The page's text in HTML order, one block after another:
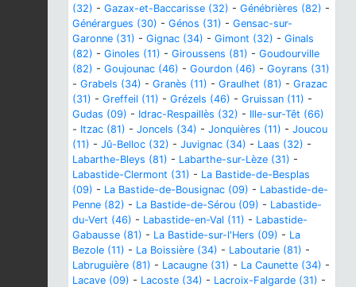
(32) - Gazax-et-Baccarisse (32) - Génébrières (82) -
Générargues (30) - Génos (31) - Gensac-sur-
Garonne (31) - Gignac (34) - Gimont (32) - Ginals
(82) - Ginoles (11) - Giroussens (81) - Goudourville
(82) - Goujounac (46) - Gourdon (46) - Goyrans (31)
- Grabels (34) - Granès (11) - Graulhet (81) - Grazac
(31) - Greffeil (11) - Grézels (46) - Gruissan (11) -
Gudas (09) - Idrac-Respaillès (32) - Ille-sur-Têt (66)
- Itzac (81) - Joncels (34) - Jonquières (11) - Joucou
(11) - Jû-Belloc (32) - Juvignac (34) - Laas (32) -
Labarthe-Bleys (81) - Labarthe-sur-Lèze (31) -
Labastide-Clermont (31) - La Bastide-de-Besplas
(09) - La Bastide-de-Bousignac (09) - Labastide-de-
Penne (82) - La Bastide-de-Sérou (09) - Labastide-
du-Vert (46) - Labastide-en-Val (11) - Labastide-
Gabausse (81) - La Bastide-sur-l'Hers (09) - La
Bezole (11) - La Boissière (34) - Laboutarie (81) -
Labruguière (81) - Lacaugne (31) - La Caunette (34) -
Lacave (09) - Lacoste (34) - Lacroix-Falgarde (31) -